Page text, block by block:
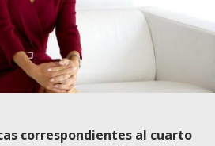
correspondientes al cuarto